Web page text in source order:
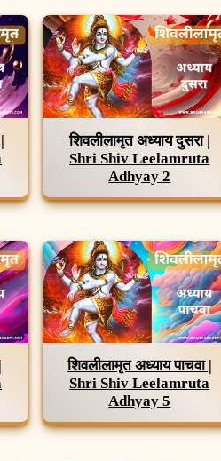
शिवलीलामृत अध्याय दुसरा |
Shri Shiv Leelamruta
Adhyay 2
शिवलीलामृत अध्याय पाचवा |
Shri Shiv Leelamruta
Adhyay 5